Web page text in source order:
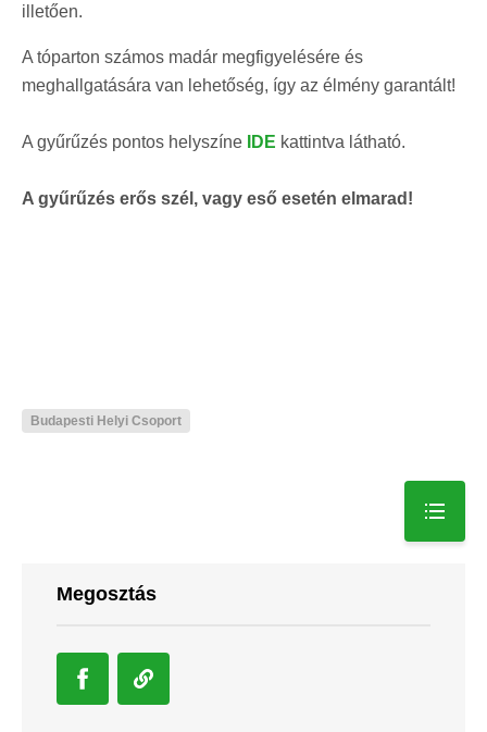
illetően.
A tóparton számos madár megfigyelésére és
meghallgatására van lehetőség, így az élmény garantált!
A gyűrűzés pontos helyszíne IDE kattintva látható.
A gyűrűzés erős szél, vagy eső esetén elmarad!
Budapesti Helyi Csoport
Megosztás